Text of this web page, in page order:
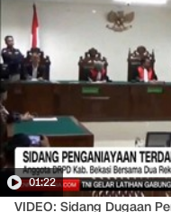
01:22
VIDEO: Sidang Dugaan